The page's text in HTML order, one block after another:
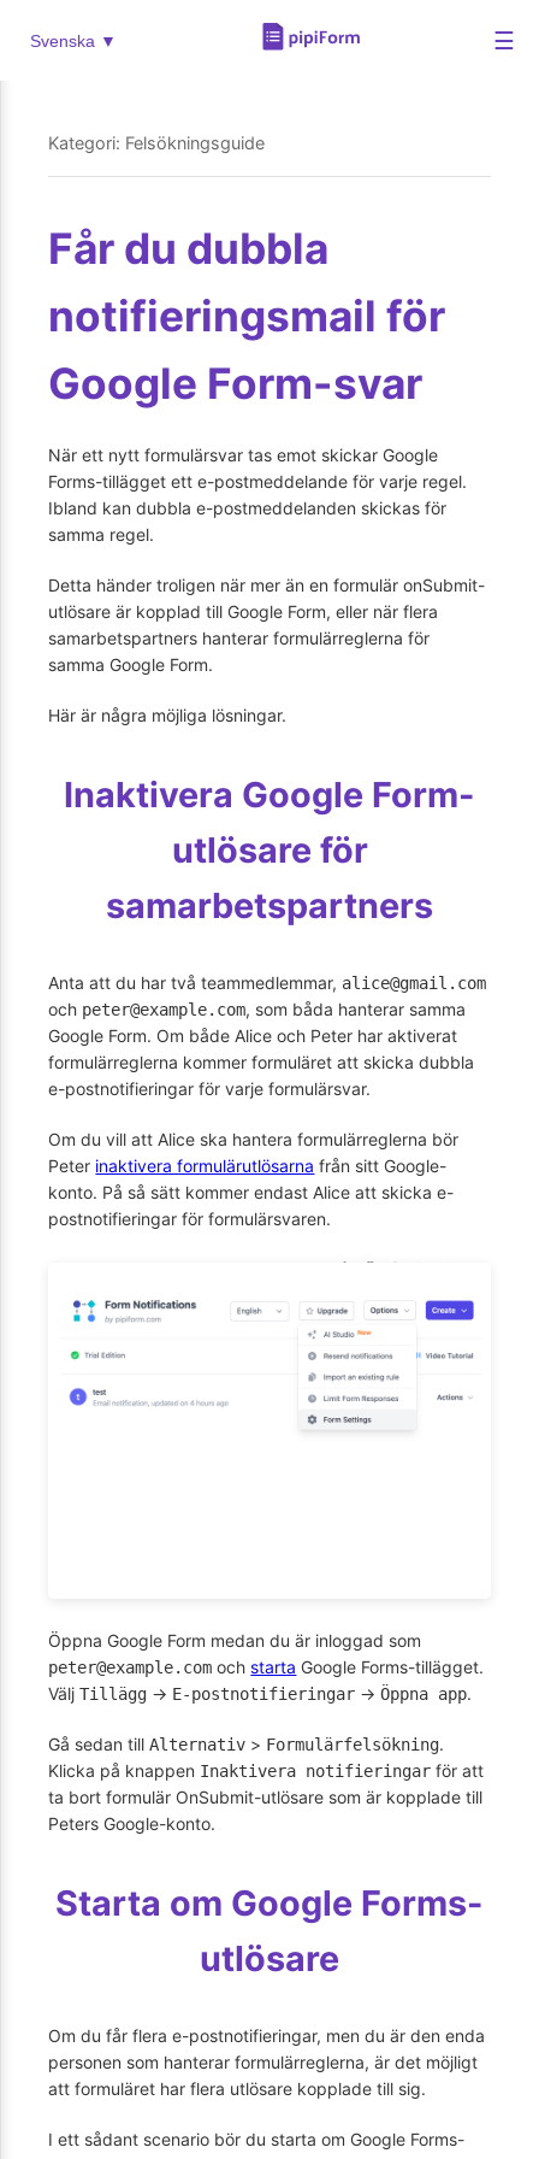
Svenska ▼ ☰
Kategori: Felsökningsguide
Får du dubbla
notifieringsmail för
Google Form-svar
När ett nytt formulärsvar tas emot skickar Google
Forms-tillägget ett e-postmeddelande för varje regel.
Ibland kan dubbla e-postmeddelanden skickas för
samma regel.
Detta händer troligen när mer än en formulär onSubmit-
utlösare är kopplad till Google Form, eller när flera
samarbetspartners hanterar formulärreglerna för
samma Google Form.
Här är några möjliga lösningar.
Inaktivera Google Form-
utlösare för
samarbetspartners
Anta att du har två teammedlemmar, alice@gmail.com
och peter@example.com, som båda hanterar samma
Google Form. Om både Alice och Peter har aktiverat
formulärreglerna kommer formuläret att skicka dubbla
e-postnotifieringar för varje formulärsvar.
Om du vill att Alice ska hantera formulärreglerna bör
Peter inaktivera formulärutlösarna från sitt Google-
konto. På så sätt kommer endast Alice att skicka e-
postnotifieringar för formulärsvaren.
Öppna Google Form medan du är inloggad som
peter@example.com ochstarta Google Forms-tillägget.
VäljTillägg -> E-postnotifieringar ->Öppna app.
Gå sedan tillAlternativ > Formulärfelsökning.
Klicka på knappen Inaktivera notifieringar för att
ta bort formulär OnSubmit-utlösare som är kopplade till
Peters Google-konto.
Starta om Google Forms-
utlösare
Om du får flera e-postnotifieringar, men du är den enda
personen som hanterar formulärreglerna, är det möjligt
att formuläret har flera utlösare kopplade till sig.
I ett sådant scenario bör du starta om Google Forms-